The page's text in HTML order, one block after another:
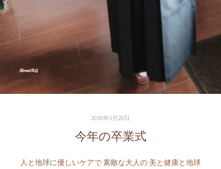
2020年3月20日
今年の卒業式
人と地球に優しいケアで 素敵な大人の 美と健康と地球